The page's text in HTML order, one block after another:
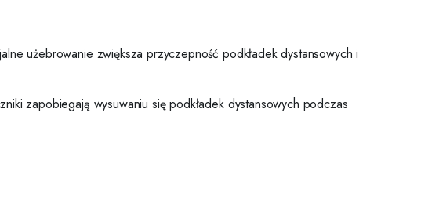
użebrowanie zwiększa przyczepność podkładek dystansowych i
zapobiegają wysuwaniu się podkładek dystansowych podczas